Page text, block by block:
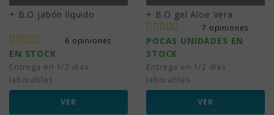
+ B.O jabón líquido
6 opiniones
EN STOCK
Entrega en 1/2 días
laborables
VER
+ B.O gel Aloe Vera
7 opiniones
POCAS UNIDADES EN
STOCK
Entrega en 1/2 días
laborables
VER